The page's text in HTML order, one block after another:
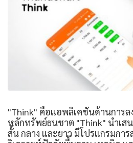
"Think" คือแอพลิเคชันด้านการ
หลักทรัพย์ธนชาต "Think" นำเส
สั้น กลาง และยาว มีโปรแกรมกา